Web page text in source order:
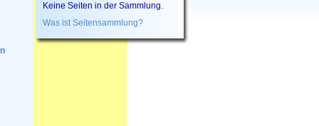
Keine Seiten in der Sammlung.
Was ist Seitensammlung?